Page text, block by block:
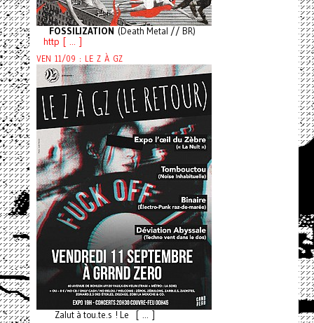
FOSSILIZATION (Death Metal // BR)
http [ ... ]
VEN 11/09 : LE Z À GZ
Zalut à tou.te.s ! Le [ ... ]